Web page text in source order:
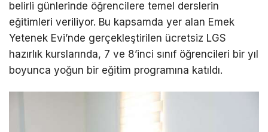
belirli günlerinde öğrencilere temel derslerin
eğitimleri veriliyor. Bu kapsamda yer alan Emek
Yetenek Evi’nde gerçekleştirilen ücretsiz LGS
hazırlık kurslarında, 7 ve 8’inci sınıf öğrencileri bir yıl
boyunca yoğun bir eğitim programına katıldı.